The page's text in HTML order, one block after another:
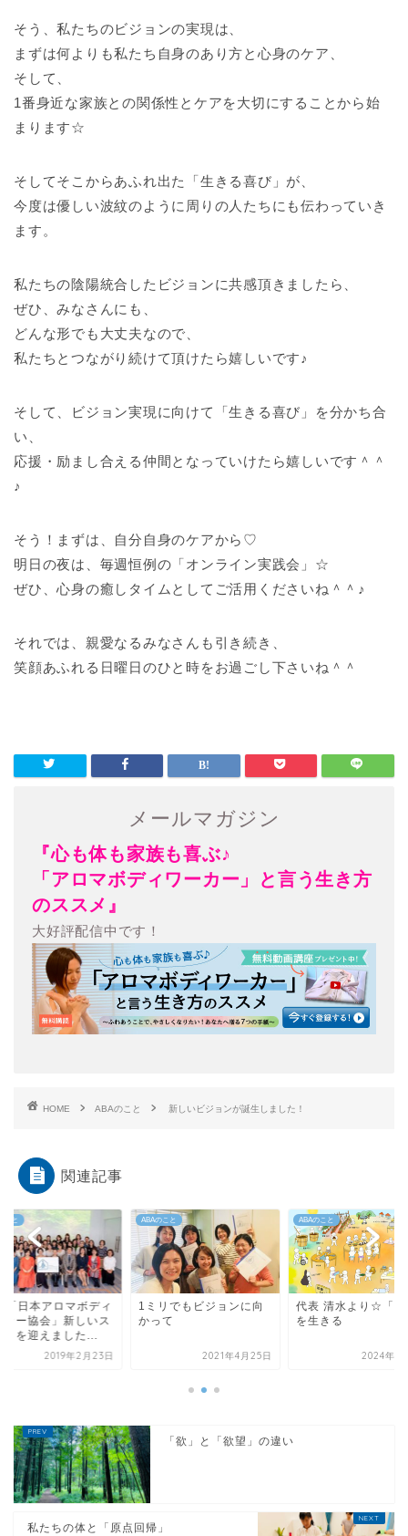
そう、私たちのビジョンの実現は、
まずは何よりも私たち自身のあり方と心身のケア、
そして、
1番身近な家族との関係性とケアを大切にすることから始
まります☆
そしてそこからあふれ出た「生きる喜び」が、
今度は優しい波紋のように周りの人たちにも伝わっていき
ます。
私たちの陰陽統合したビジョンに共感頂きましたら、
ぜひ、みなさんにも、
どんな形でも大丈夫なので、
私たちとつながり続けて頂けたら嬉しいです♪
そして、ビジョン実現に向けて「生きる喜び」を分かち合
い、
応援・励まし合える仲間となっていけたら嬉しいです＾＾
♪
そう！まずは、自分自身のケアから♡
明日の夜は、毎週恒例の「オンライン実践会」☆
ぜひ、心身の癒しタイムとしてご活用くださいね＾＾♪
それでは、親愛なるみなさんも引き続き、
笑顔あふれる日曜日のひと時をお過ごし下さいね＾＾
メールマガジン
『心も体も家族も喜ぶ♪
「アロマボディワーカー」と言う生き方
のススメ』
大好評配信中です！
HOME ABAのこと 新しいビジョンが誕生しました！
関連記事
こと
でもビジョンに向
2021年4月25日
ABAのこと
代表 清水より☆「奇跡」
を生きる
2024年8月11日
ABAのこと
2/15「日本アロマボ
ワーカー協会」新し
2019年2
「欲」と「欲望」の違い
私たちの体と「原点回帰」